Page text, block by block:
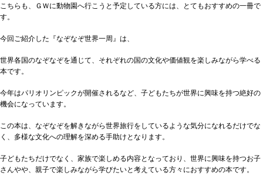
こちらも、ＧＷに動物園へ行こうと予定している方には、とてもおすすめの一冊で
す。
今回ご紹介した『なぞなぞ世界一周』は、
世界各国のなぞなぞを通じて、それぞれの国の文化や価値観を楽しみながら学べる
本です。
今年はパリオリンピックが開催されるなど、子どもたちが世界に興味を持つ絶好の
機会になっています。
この本は、なぞなぞを解きながら世界旅行をしているような気分になれるだけでな
く、多様な文化への理解を深める手助けとなります。
子どもたちだけでなく、家族で楽しめる内容となっており、世界に興味を持つお子
さんやや、親子で楽しみながら学びたいと考えている方々におすすめの本です。